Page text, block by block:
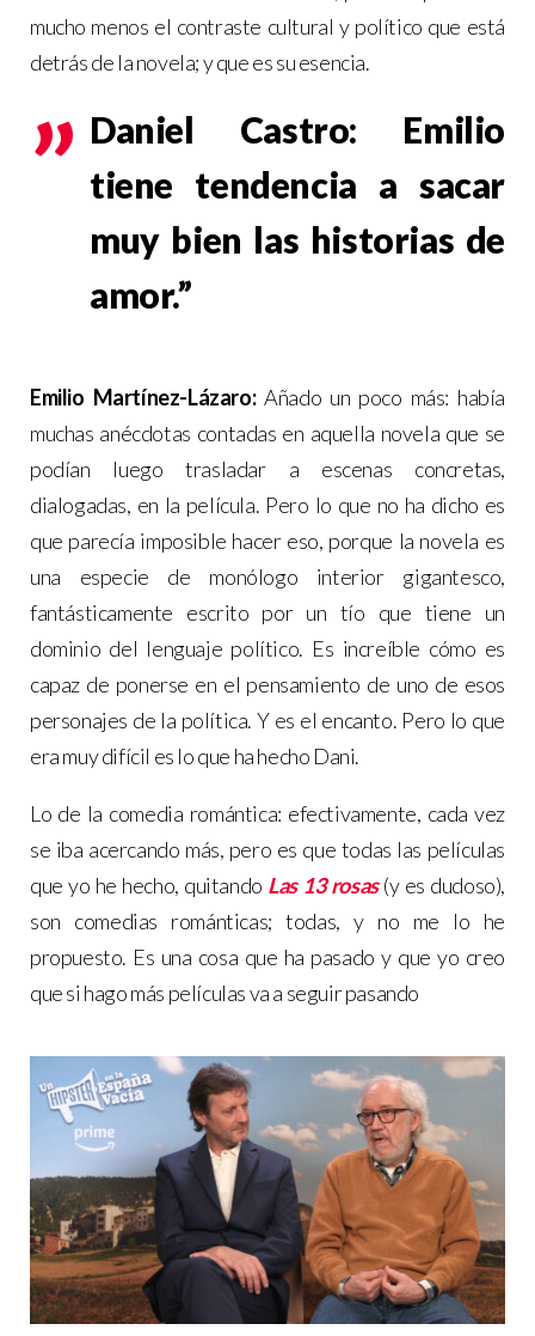
mucho menos el contraste cultural y político que está
detrás de la novela; y que es su esencia.
Daniel Castro: Emilio
tiene tendencia a sacar
muy bien las historias de
amor.”
Emilio Martínez-Lázaro:Añado un poco más: había
muchas anécdotas contadas en aquella novela que se
podían luego trasladar a escenas concretas,
dialogadas, en la película. Pero lo que no ha dicho es
que parecía imposible hacer eso, porque la novela es
una especie de monólogo interior gigantesco,
fantásticamente escrito por un tío que tiene un
dominio del lenguaje político. Es increíble cómo es
capaz de ponerse en el pensamiento de uno de esos
personajes de la política. Y es el encanto. Pero lo que
era muy difícil es lo que ha hecho Dani.
Lo de la comedia romántica: efectivamente, cada vez
se iba acercando más, pero es que todas las películas
que yo he hecho, quitando Las 13 rosas(y es dudoso),
son comedias románticas; todas, y no me lo he
propuesto. Es una cosa que ha pasado y que yo creo
que si hago más películas va a seguir pasando